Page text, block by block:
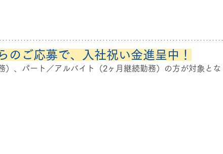
のご応募で、入社祝い金進呈中！
）、パート／アルバイト（2ヶ月継続勤務）の方が対象とな